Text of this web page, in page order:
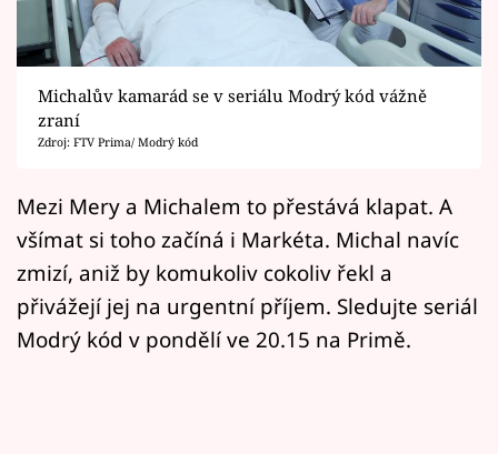
Pořady
Mámy sobě
Sledujte nás
Michalův kamarád se v seriálu Modrý kód vážně
zraní
Zdroj: FTV Prima/ Modrý kód
Mezi Mery a Michalem to přestává klapat. A
všímat si toho začíná i Markéta. Michal navíc
zmizí, aniž by komukoliv cokoliv řekl a
přivážejí jej na urgentní příjem. Sledujte seriál
Modrý kód v pondělí ve 20.15 na Primě.